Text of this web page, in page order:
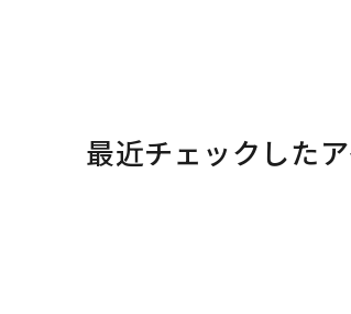
最近チェックした